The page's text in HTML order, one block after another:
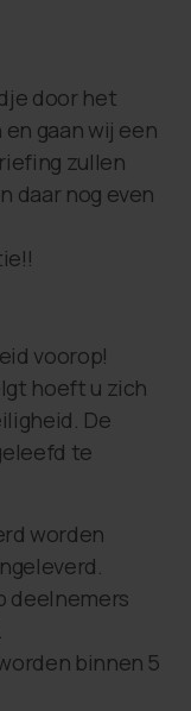
door het
gaan wij een
zullen
daar nog even
voorop!
hoeft u zich
De
te
worden
deelnemers
binnen 5